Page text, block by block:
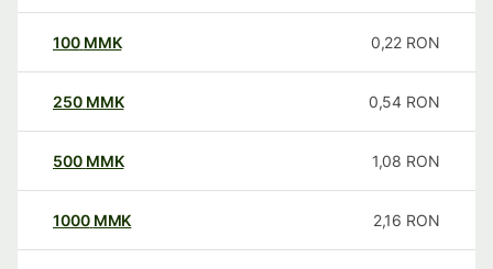
100 MMK 0,22 RON
250 MMK 0,54 RON
500 MMK 1,08 RON
1000 MMK 2,16 RON